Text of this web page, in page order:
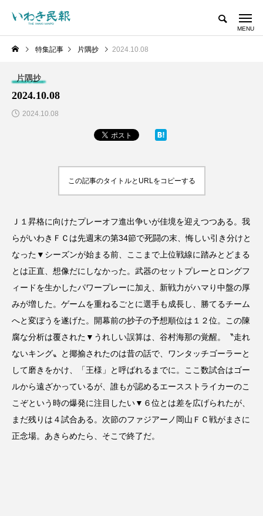
特集記事 片隅抄 2024.10.08
片隅抄
2024.10.08
2024.10.08
この記事のタイトルとURLをコピーする
Ｊ１昇格に向けたプレーオフ進出争いが佳境を迎えつつある。我
らがいわきＦＣは先週末の第34節で死闘の末、悔しい引き分けと
なった▼シーズンが始まる前、ここまで上位戦線に踏みとどまる
とは正直、想像だにしなかった。武器のセットプレーとロングフ
ィードを生かしたパワープレーに加え、新戦力がハマり中盤の厚
みが増した。ゲームを重ねるごとに選手も成長し、勝てるチーム
へと変ぼうを遂げた。開幕前の抄子の予想順位は１２位。この陳
腐な分析は覆された▼うれしい誤算は、谷村海那の覚醒。〝走れ
ないキング〟と揶揄されたのは昔の話で、ワンタッチゴーラーと
して磨きをかけ、「王様」と呼ばれるまでに。ここ数試合はゴー
ルから遠ざかっているが、誰もが認めるエースストライカーのこ
こぞという時の爆発に注目したい▼６位とは差を広げられたが、
まだ残りは４試合ある。次節のファジアーノ岡山ＦＣ戦がまさに
正念場。あきらめたら、そこで終了だ。